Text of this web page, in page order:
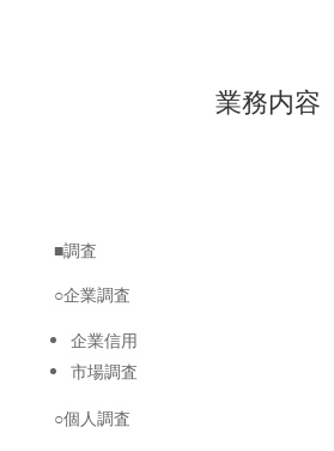
業務内容
■調査
○企業調査
企業信用
市場調査
○個人調査